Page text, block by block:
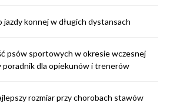
jazdy konnej w długich dystansach
psów sportowych w okresie wczesnej
poradnik dla opiekunów i trenerów
rozmiar przy chorobach stawów